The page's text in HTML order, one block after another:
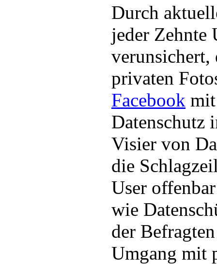
Durch
jeder Zehnte
verunsichert,
privaten
Facebook
Datenschutz
Visier von
die
User
wie
der
Umgang mit